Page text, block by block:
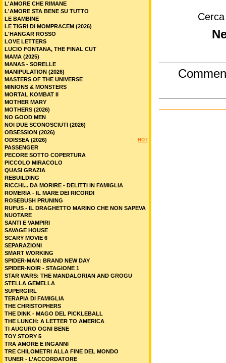
L'AMORE CHE RIMANE
L'AMORE STA BENE SU TUTTO
LE BAMBINE
LE TIGRI DI MOMPRACEM (2026)
L'HANGAR ROSSO
LOVE LETTERS
LUCIO FONTANA, THE FINAL CUT
MAMA (2025)
MANAS - SORELLE
MANIPULATION (2026)
MASTERS OF THE UNIVERSE
MINIONS & MONSTERS
MORTAL KOMBAT II
MOTHER MARY
MOTHERS (2026)
NO GOOD MEN
NOI DUE SCONOSCIUTI (2026)
OBSESSION (2026)
HOT
ODISSEA (2026)
PASSENGER
PECORE SOTTO COPERTURA
PICCOLO MIRACOLO
QUASI GRAZIA
REBUILDING
RICCHI... DA MORIRE - DELITTI IN FAMIGLIA
ROMERIA - IL MARE DEI RICORDI
ROSEBUSH PRUNING
RUFUS - IL DRAGHETTO MARINO CHE NON SAPEVA
NUOTARE
SANTI E VAMPIRI
SAVAGE HOUSE
SCARY MOVIE 6
SEPARAZIONI
SMART WORKING
SPIDER-MAN: BRAND NEW DAY
SPIDER-NOIR - STAGIONE 1
STAR WARS: THE MANDALORIAN AND GROGU
STELLA GEMELLA
SUPERGIRL
TERAPIA DI FAMIGLIA
THE CHRISTOPHERS
THE DINK - MAGO DEL PICKLEBALL
THE LUNCH: A LETTER TO AMERICA
TI AUGURO OGNI BENE
TOY STORY 5
TRA AMORE E INGANNI
TRE CHILOMETRI ALLA FINE DEL MONDO
TUNER - L’ACCORDATORE